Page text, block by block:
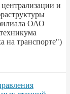
и
ОАО
на транспорте")